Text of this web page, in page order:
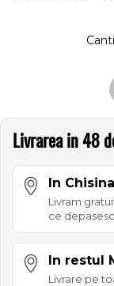
Livrarea in 48
In
Livram
ce
In restul
Livrare pe